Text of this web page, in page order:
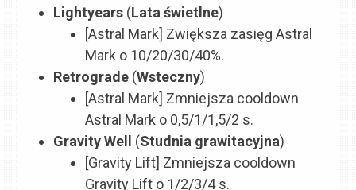
Lightyears (Lata świetlne)
[Astral Mark] Zwiększa zasięg Astral
Mark o 10/20/30/40%.
Retrograde (Wsteczny)
[Astral Mark] Zmniejsza cooldown
Astral Mark o 0,5/1/1,5/2 s.
Gravity Well (Studnia grawitacyjna)
[Gravity Lift] Zmniejsza cooldown
Gravity Lift o 1/2/3/4 s.